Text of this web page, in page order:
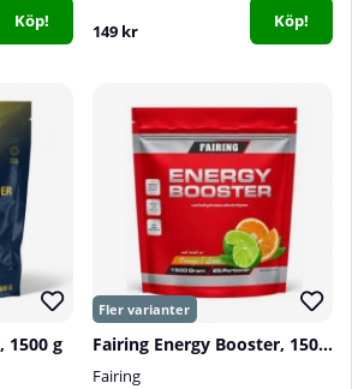
Köp! 149 kr Köp!
1500 g Fairing Energy Booster, 1500 g
Fairing